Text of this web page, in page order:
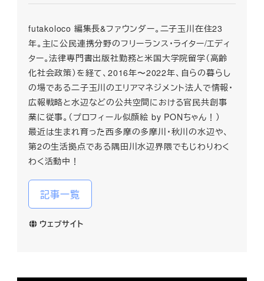
futakoloco 編集長&ファウンダー。二子玉川在住23
年。主に公民連携分野のフリーランス・ライター/エディ
ター。法律専門書出版社勤務と米国大学院留学（高齢
化社会政策）を経て、2016年〜2022年、自らの暮らし
の場である二子玉川のエリアマネジメント法人で情報・
広報戦略と水辺などの公共空間における官民共創事
業に従事。（プロフィール似顔絵 by PONちゃん！）
最近は生まれ育った西多摩の多摩川・秋川の水辺や、
第2の生活拠点である隅田川水辺界隈でもじわりわく
わく活動中！
記事一覧
ウェブサイト